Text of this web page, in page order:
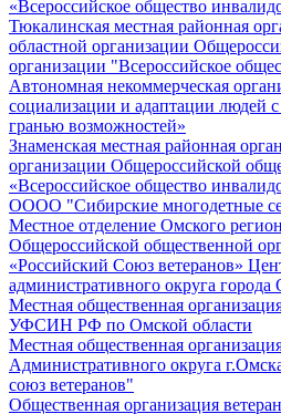
«Всероссийское общество
Тюкалинская местная районная
областной организации
организации "Всероссийское
Автономная некоммерческая
социализации и адаптации людей
гранью возможностей»
Знаменская местная районная
организации Общероссийской
«Всероссийское общество
ОООО "Сибирские многодетные
Местное отделение Омского
Общероссийской общественной
«Российский Союз ветеранов»
административного округа города
Местная общественная
УФСИН РФ по Омской области
Местная общественная
Административного округа
союз ветеранов"
Общественная организация